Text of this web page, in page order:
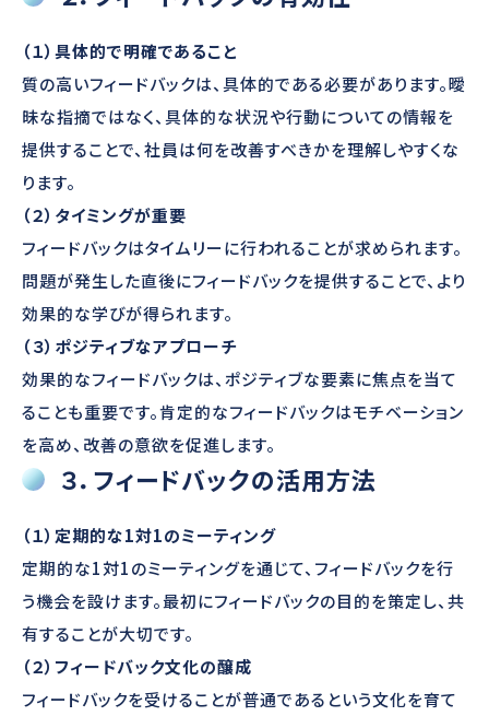
（１）具体的で明確であること
質の高いフィードバックは、具体的である必要があります。曖
昧な指摘ではなく、具体的な状況や行動についての情報を
提供することで、社員は何を改善すべきかを理解しやすくな
ります。
（２）タイミングが重要
フィードバックはタイムリーに行われることが求められます。
問題が発生した直後にフィードバックを提供することで、より
効果的な学びが得られます。
（３）ポジティブなアプローチ
効果的なフィードバックは、ポジティブな要素に焦点を当て
ることも重要です。肯定的なフィードバックはモチベーション
を高め、改善の意欲を促進します。
３．フィードバックの活用方法
（１）定期的な1対1のミーティング
定期的な1対1のミーティングを通じて、フィードバックを行
う機会を設けます。最初にフィードバックの目的を策定し、共
有することが大切です。
（２）フィードバック文化の醸成
フィードバックを受けることが普通であるという文化を育て